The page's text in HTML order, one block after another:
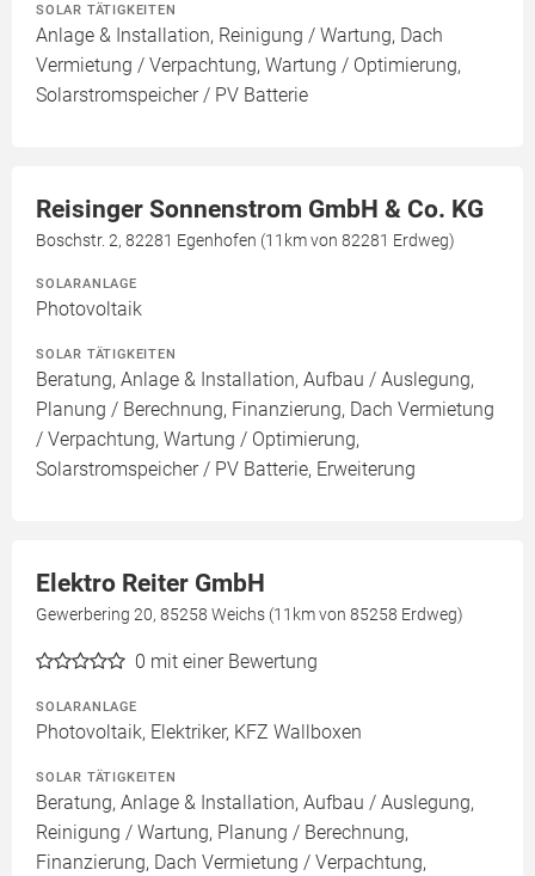
SOLAR TÄTIGKEITEN
Anlage & Installation, Reinigung / Wartung, Dach
Vermietung / Verpachtung, Wartung / Optimierung,
Solarstromspeicher / PV Batterie
Reisinger Sonnenstrom GmbH & Co. KG
Boschstr. 2, 82281 Egenhofen (11km von 82281 Erdweg)
SOLARANLAGE
Photovoltaik
SOLAR TÄTIGKEITEN
Beratung, Anlage & Installation, Aufbau / Auslegung,
Planung / Berechnung, Finanzierung, Dach Vermietung
/ Verpachtung, Wartung / Optimierung,
Solarstromspeicher / PV Batterie, Erweiterung
Elektro Reiter GmbH
Gewerbering 20, 85258 Weichs (11km von 85258 Erdweg)
0 mit einer Bewertung
SOLARANLAGE
Photovoltaik, Elektriker, KFZ Wallboxen
SOLAR TÄTIGKEITEN
Beratung, Anlage & Installation, Aufbau / Auslegung,
Reinigung / Wartung, Planung / Berechnung,
Finanzierung, Dach Vermietung / Verpachtung,